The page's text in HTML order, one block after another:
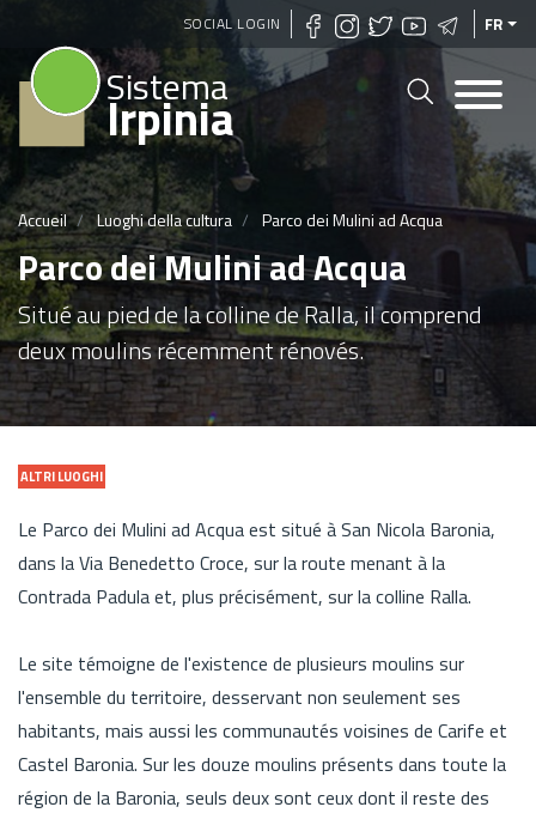
Aller
au
contenu
SOCIAL LOGIN FR
Sistema
Irpinia
Accueil Luoghi della cultura Parco dei Mulini ad Acqua
Parco dei Mulini ad Acqua
Situé au pied de la colline de Ralla, il comprend
deux moulins récemment rénovés.
ALTRI LUOGHI
Le Parco dei Mulini ad Acqua est situé à San Nicola Baronia,
dans la Via Benedetto Croce, sur la route menant à la
Contrada Padula et, plus précisément, sur la colline Ralla.
Le site témoigne de l'existence de plusieurs moulins sur
l'ensemble du territoire, desservant non seulement ses
habitants, mais aussi les communautés voisines de Carife et
Castel Baronia. Sur les douze moulins présents dans toute la
région de la Baronia, seuls deux sont ceux dont il reste des